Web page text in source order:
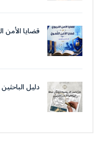
قضايا الأمن
دليل